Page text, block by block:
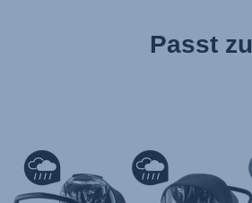
Passt zu